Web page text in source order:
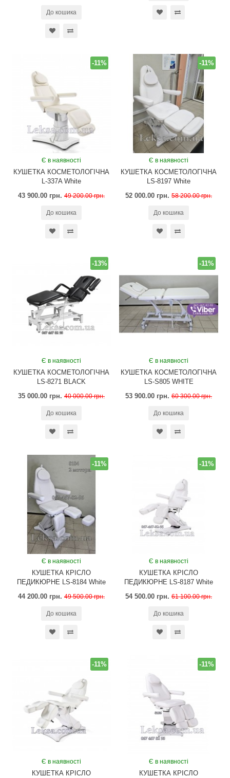
До кошика
Є в наявності
КУШЕТКА КОСМЕТОЛОГІЧНА
L-337A White
43 900.00 грн. 49 200.00 грн.
-11%
До кошика
Є в наявності
КУШЕТКА КОСМЕТОЛОГІЧНА
LS-8197 White
52 000.00 грн. 58 200.00 грн.
-11%
До кошика
Є в наявності
КУШЕТКА КОСМЕТОЛОГІЧНА
LS-8271 BLACK
35 000.00 грн. 40 000.00 грн.
-13%
До кошика
Є в наявності
КУШЕТКА КОСМЕТОЛОГІЧНА
LS-S805 WHITE
53 900.00 грн. 60 300.00 грн.
-11%
До кошика
Є в наявності
КУШЕТКА КРІСЛО
ПЕДИКЮРНЕ LS-8184 White
44 200.00 грн. 49 500.00 грн.
-11%
До кошика
Є в наявності
КУШЕТКА КРІСЛО
ПЕДИКЮРНЕ LS-8187 White
54 500.00 грн. 61 100.00 грн.
-11%
До кошика
Є в наявності
КУШЕТКА КРІСЛО
-11%
Є в наявності
КУШЕТКА КРІСЛО
-11%